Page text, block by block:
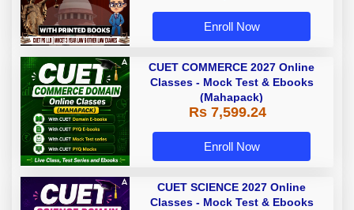
Enroll Now
CUET COMMERCE 2027 Online
Classes - Mock Test & Ebooks
(Mahapack)
Rs 7,599.24
Enroll Now
CUET SCIENCE 2027 Online
Classes - Mock Test & Ebooks